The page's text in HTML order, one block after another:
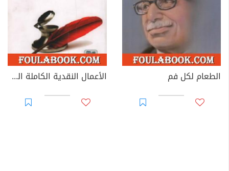
الطعام لكل فم الأعمال النقدية الكاملة الجزء الثالث